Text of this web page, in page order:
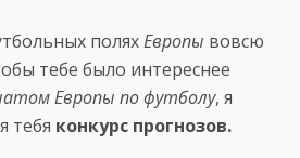
поляхЕвропы вовсю
тебе было интереснее
Европы по футболу, я
тебя конкурс прогнозов.